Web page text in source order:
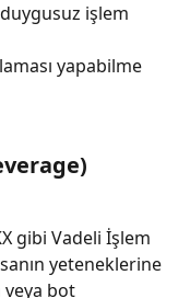
işlem
yapabilme
gibi Vadeli İşlem
yeteneklerine
veya bot